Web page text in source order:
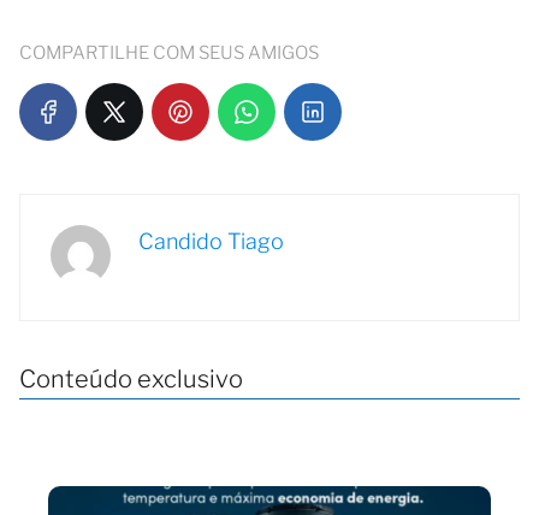
COMPARTILHE COM SEUS AMIGOS
Candido Tiago
Conteúdo exclusivo